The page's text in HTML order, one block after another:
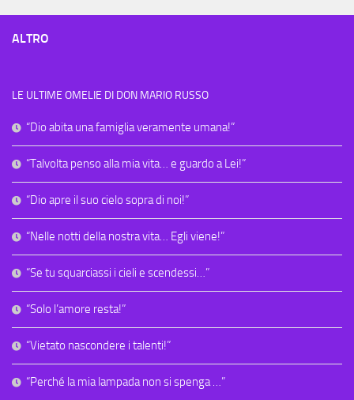
ALTRO
LE ULTIME OMELIE DI DON MARIO RUSSO
“Dio abita una famiglia veramente umana!”
“Talvolta penso alla mia vita… e guardo a Lei!”
“Dio apre il suo cielo sopra di noi!”
“Nelle notti della nostra vita… Egli viene!”
“Se tu squarciassi i cieli e scendessi…”
“Solo l’amore resta!”
“Vietato nascondere i talenti!”
“Perché la mia lampada non si spenga …”